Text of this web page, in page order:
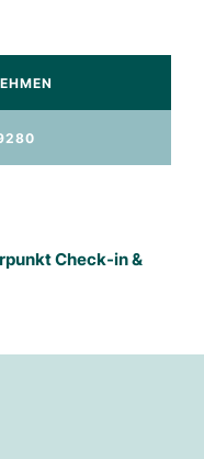
Check-in &